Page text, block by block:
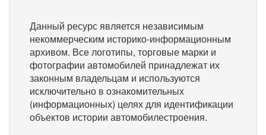
Данный ресурс является независимым
некоммерческим историко-информационным
архивом. Все логотипы, торговые марки и
фотографии автомобилей принадлежат их
законным владельцам и используются
исключительно в ознакомительных
(информационных) целях для идентификации
объектов истории автомобилестроения.